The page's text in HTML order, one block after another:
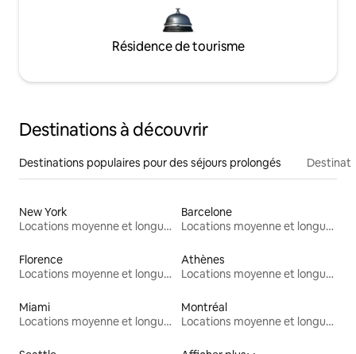
Résidence de tourisme
Destinations à découvrir
Destinations populaires pour des séjours prolongés
New York
Locations moyenne et longue durée
Barcelone
Locations moyenne et longue durée
Florence
Locations moyenne et longue durée
Athènes
Locations moyenne et longue durée
Miami
Locations moyenne et longue durée
Montréal
Locations moyenne et longue durée